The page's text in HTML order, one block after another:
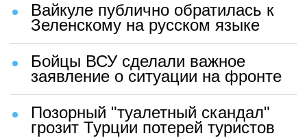
Вайкуле публично обратилась к
Зеленскому на русском языке
Бойцы ВСУ сделали важное
заявление о ситуации на фронте
Позорный "туалетный скандал"
грозит Турции потерей туристов